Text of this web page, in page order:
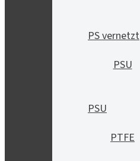
PS vernetzt
PSU
PSU
PTFE